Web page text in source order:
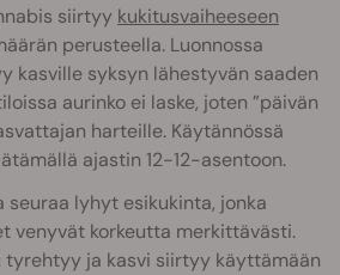
siirtyy kukitusvaiheeseen
perusteella. Luonnossa
kasville syksyn lähestyvän saaden
aurinko ei laske, joten ”päivän
harteille. Käytännössä
ajastin 12-12-asentoon.
seuraa lyhyt esikukinta, jonka
venyvät korkeutta merkittävästi.
tyrehtyy ja kasvi siirtyy käyttämään